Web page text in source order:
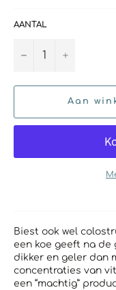
AANTAL
− +
Aan
Biest ook wel
een koe geeft na de
dikker en geler dan
concentraties van
een “machtig”